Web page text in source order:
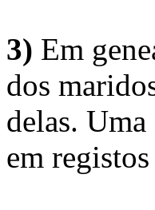
3) Em
dos
delas.
em